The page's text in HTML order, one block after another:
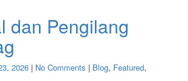
dan Pengilang
2026 | No Comments | Blog, Featured,